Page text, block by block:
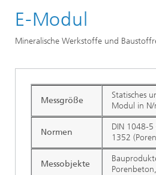
E-Modul
Mineralische Werkstoffe und
Messgröße
Statisches
Modul in N/
Normen
DIN 1048-5
1352
Messobjekte